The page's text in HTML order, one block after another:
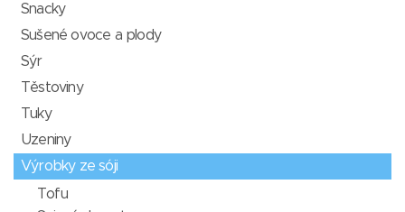
Snacky
Sušené ovoce a plody
Sýr
Těstoviny
Tuky
Uzeniny
Výrobky ze sóji
Tofu